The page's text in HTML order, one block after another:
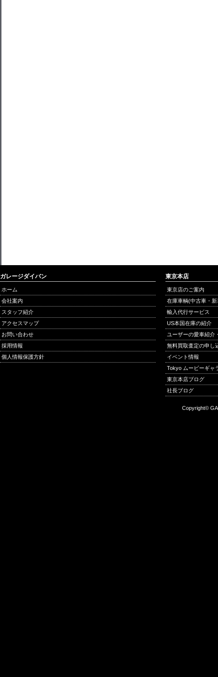
ガレージダイバン
ホーム
会社案内
スタッフ紹介
アクセスマップ
お問い合わせ
採用情報
個人情報保護方針
東京本店
東京店のご案内
在庫車輌(中古車・
輸入代行サービス
US本国在庫の紹介
ユーザーの愛車紹介
無料買取査定の申し
イベント情報
Tokyo ムービーギャ
東京本店ブログ
社長ブログ
Copyright©